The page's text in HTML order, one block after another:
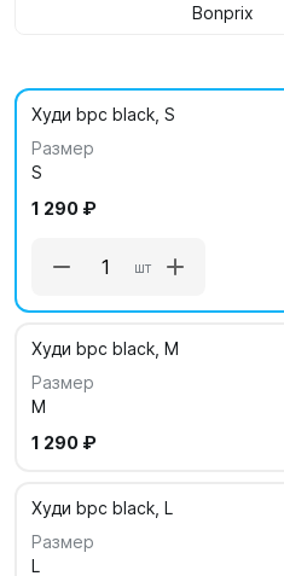
Bonprix
Худи bpc black, S
Размер
S
1 290 ₽
шт
Худи bpc black, M
Размер
M
1 290 ₽
Худи bpc black, L
Размер
L